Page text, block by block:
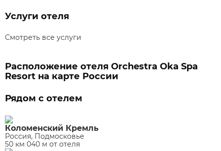
Услуги отеля
Смотреть все услуги
Расположение отеля Orchestra Oka Spa
Resort на карте России
Рядом с отелем
Коломенский Кремль
Россия, Подмосковье
50 км 040 м от отеля